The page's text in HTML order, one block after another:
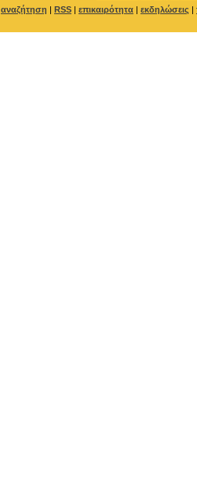
αναζήτηση | RSS | επικαιρότητα | εκδηλώσεις |